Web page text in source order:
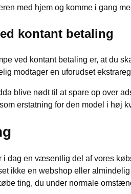
med hjem og komme i gang
kontant betaling
ved kontant betaling er, at du
modtager en uforudset
blive nødt til at spare op over
erstatning for den model i høj
i dag en væsentlig del af vores
ikke en webshop eller
ting, du under normale